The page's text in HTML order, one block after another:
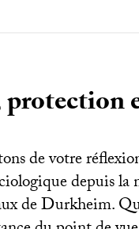
de votre
depuis la
de Durkheim.